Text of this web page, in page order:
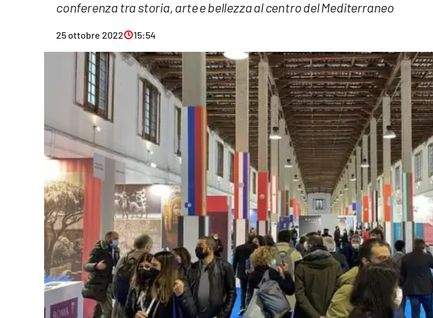
conferenza tra storia, arte e bellezza al centro del Mediterraneo
25 ottobre 2022 15:54